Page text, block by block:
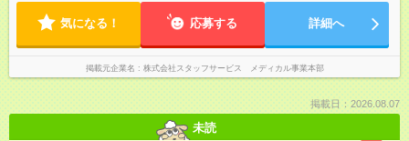
気になる！ 応募する 詳細へ
掲載元企業名 株式会社スタッフサービス メディカル事業本部
掲載日：2026.08.07
未読